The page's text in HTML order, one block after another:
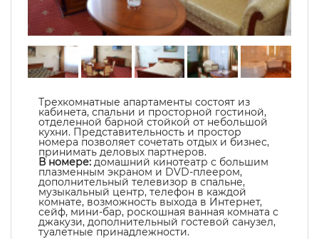
Трехкомнатные апартаменты состоят из
кабинета, спальни и просторной гостиной,
отделенной барной стойкой от небольшой
кухни. Представительность и простор
номера позволяет сочетать отдых и бизнес,
принимать деловых партнеров.
В номере: домашний кинотеатр с большим
плазменным экраном и DVD-плеером,
дополнительный телевизор в спальне,
музыкальный центр, телефон в каждой
комнате, возможность выхода в Интернет,
сейф, мини-бар, роскошная ванная комната с
джакузи, дополнительный гостевой санузел,
туалетные принадлежности.